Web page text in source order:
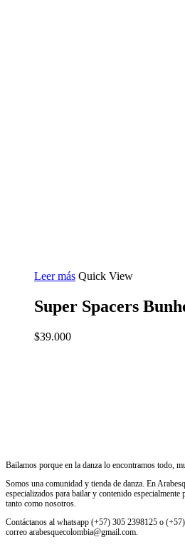
Leer más Quick View
Super Spacers
$39.000
Bailamos porque en la danza lo encontramos todo,
Somos una comunidad y tienda de danza. En
especializados para bailar y contenido especialmente
tanto como nosotros.
Contáctanos al whatsapp (+57) 305 2398125 o
correo arabesquecolombia@gmail.com.